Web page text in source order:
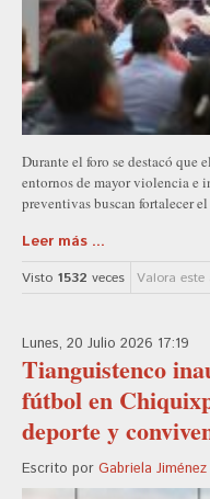
Durante el foro se destacó que
entornos de mayor violencia e
preventivas buscan fortalecer
Leer más ...
Visto 1532 veces Valora este
Lunes, 20 Julio 2026 17:19
Tianguistenco
fútbol en
deporte y
Escrito por Gabriela Jiménez